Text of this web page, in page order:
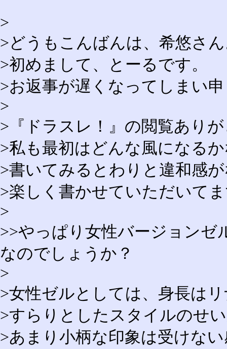
>
>どうもこんばんは、希悠さ
>初めまして、とーるです。
>お返事が遅くなってしまい
>
>『ドラスレ！』の閲覧あり
>私も最初はどんな風になる
>書いてみるとわりと違和感
>楽しく書かせていただいて
>
>>やっぱり女性バージョンゼ
なのでしょうか？
>
>女性ゼルとしては、身長は
>すらりとしたスタイルのせ
>あまり小柄な印象は受けな